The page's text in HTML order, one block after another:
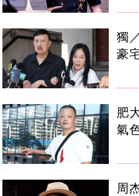
獨
豪
肥
氣
周